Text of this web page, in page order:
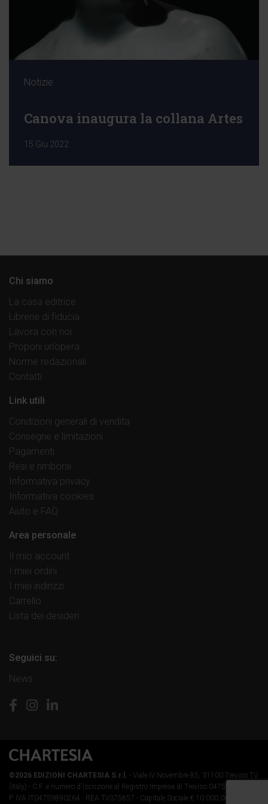
Notizie
Canova inaugura la collana Artes
15 Giu 2022
Chi siamo
La casa editrice
Librerie di fiducia
Lavora con noi
Proponi un’opera
Norme redazionali
Contatti
Link utili
Condizioni generali di vendita
Consegne e limitazioni
Pagamenti
Resi e rimborsi
Informativa privacy
Informativa cookies
Aiuto e FAQ
Area personale
Il mio account
I miei ordini
I miei indirizzi
Carrello
Lista dei desideri
Seguici su:
News
©2026 EDIZIONI CHARTESIA S.r.l. - Viale IV Novembre 85, 31100 Treviso TV
(Italy) - C.F. e numero d'iscrizione al Registro Imprese di Treviso 04759890264 -
P. IVA IT04759890264 - REA TV375857 - Capitale Sociale € 10.000,00 i.v.